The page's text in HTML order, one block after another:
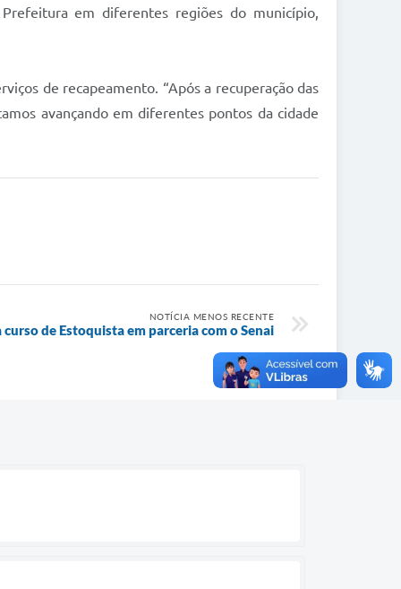
em diferentes regiões do município,
de recapeamento. “Após a recuperação das
avançando em diferentes pontos da cidade
NOTÍCIA MENOS RECENTE
de Estoquista em parceria com o Senai